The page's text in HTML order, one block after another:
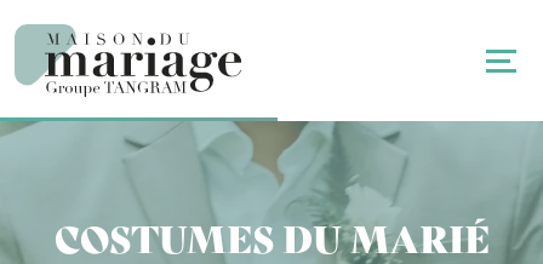
COSTUMES DU MARIÉ